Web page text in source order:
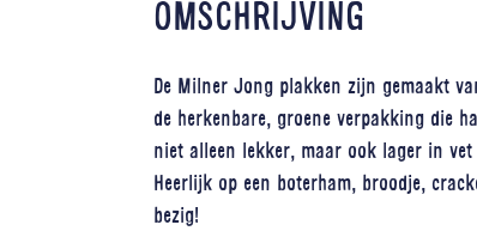
OMSCHRIJVING
De Milner Jong plakken zijn gemaakt
de herkenbare, groene verpakking die
niet alleen lekker, maar ook lager in
Heerlijk op een boterham, broodje,
bezig!